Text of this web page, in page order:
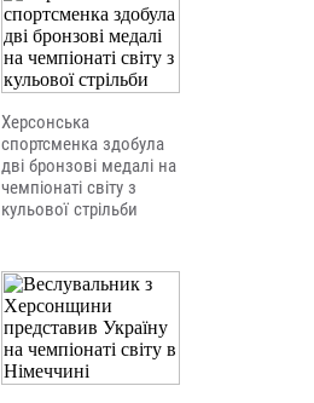
Херсонська
спортсменка здобула
дві бронзові медалі на
чемпіонаті світу з
кульової стрільби